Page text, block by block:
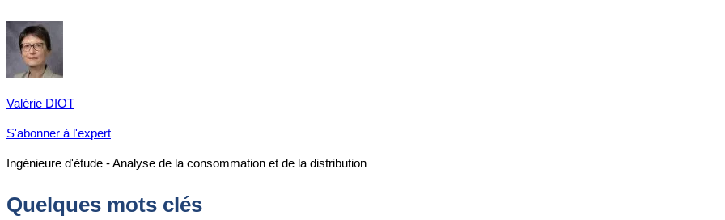
Valérie DIOT
S'abonner à l'expert
Ingénieure d'étude - Analyse de la consommation et de la distribution
Quelques mots clés